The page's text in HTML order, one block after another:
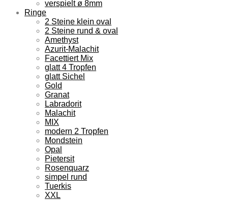
verspielt ø 8mm
Ringe
2 Steine klein oval
2 Steine rund & oval
Amethyst
Azurit-Malachit
Facettiert Mix
glatt 4 Tropfen
glatt Sichel
Gold
Granat
Labradorit
Malachit
MIX
modern 2 Tropfen
Mondstein
Opal
Pietersit
Rosenquarz
simpel rund
Tuerkis
XXL